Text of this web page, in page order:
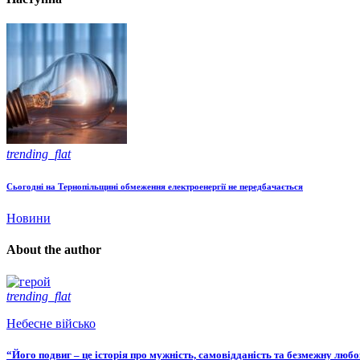
trending_flat
Сьогодні на Тернопільщині обмеження електроенергії не передбачається
Новини
About the author
trending_flat
Небесне військо
“Його подвиг – це історія про мужність, самовідданість та безмежну